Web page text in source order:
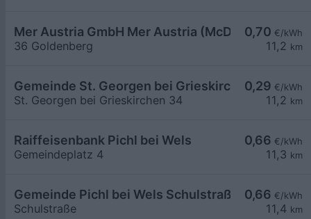
0,70 €/kWh
11,2 km
Mer Austria GmbH Mer Austria (McD) - Eferding
36 Goldenberg
0,29 €/kWh
11,2 km
Gemeinde St. Georgen bei Grieskirchen
St. Georgen bei Grieskirchen 34
0,66 €/kWh
11,3 km
Raiffeisenbank Pichl bei Wels
Gemeindeplatz 4
0,66 €/kWh
11,4 km
Gemeinde Pichl bei Wels Schulstraße Parkplatz
Schulstraße